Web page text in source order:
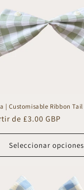
| Customisable Ribbon Tail
de £3.00 GBP
Seleccionar opciones